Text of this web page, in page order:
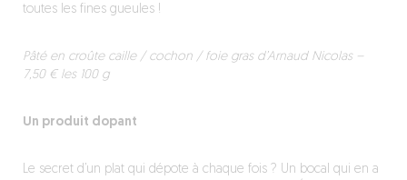
toutes les fines gueules !
Pâté en croûte caille / cochon / foie gras d’Arnaud Nicolas –
7,50 € les 100 g
Un produit dopant
Le secret d’un plat qui dépote à chaque fois ? Un bocal qui en a